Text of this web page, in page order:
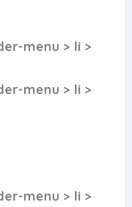
menu > li >
menu > li >
menu > li >